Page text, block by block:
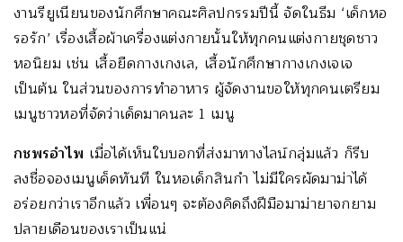
งานรียูเนียนของนักศึกษาคณะศิลปกรรมปีนี้ จัดในธีม ‘เด็กหอ
รอรัก’ เรื่องเสื้อผ้าเครื่องแต่งกายนั้นให้ทุกคนแต่งกายชุดชาว
หอนิยม เช่น เสื้อยืดกางเกงเล, เสื้อนักศึกษากางเกงเจเจ
เป็นต้น ในส่วนของการทำอาหาร ผู้จัดงานขอให้ทุกคนเตรียม
เมนูชาวหอที่จัดว่าเด็ดมาคนละ 1 เมนู
กชพรอำไพ เมื่อได้เห็นใบบอกที่ส่งมาทางไลน์กลุ่มแล้ว ก็รีบ
ลงชื่อจองเมนูเด็ดทันที ในหอเด็กสินกำ ไม่มีใครผัดมาม่าได้
อร่อยกว่าเราอีกแล้ว เพื่อนๆ จะต้องคิดถึงฝีมือมาม่ายาจกยาม
ปลายเดือนของเราเป็นแน่